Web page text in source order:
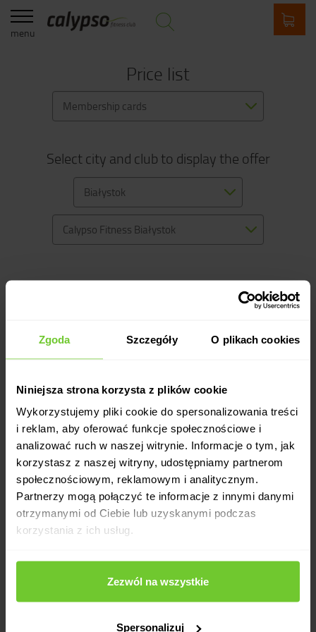
Zgoda Szczegóły O plikach cookies
Niniejsza strona korzysta z plików cookie
Wykorzystujemy pliki cookie do spersonalizowania treści
i reklam, aby oferować funkcje społecznościowe i
analizować ruch w naszej witrynie. Informacje o tym, jak
korzystasz z naszej witryny, udostępniamy partnerom
społecznościowym, reklamowym i analitycznym.
Partnerzy mogą połączyć te informacje z innymi danymi
otrzymanymi od Ciebie lub uzyskanymi podczas
korzystania z ich usług.
Zezwól na wszystkie
Spersonalizuj
menu
Price list
Membership cards
Select city and club to display the offer
Białystok
Calypso Fitness Białystok
For a change
Buy now
search classes
price list
for companies
about us
blog
carrer
register
help
privacy policy